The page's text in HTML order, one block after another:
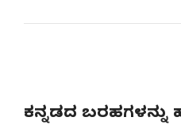
ಕನ್ನಡದ